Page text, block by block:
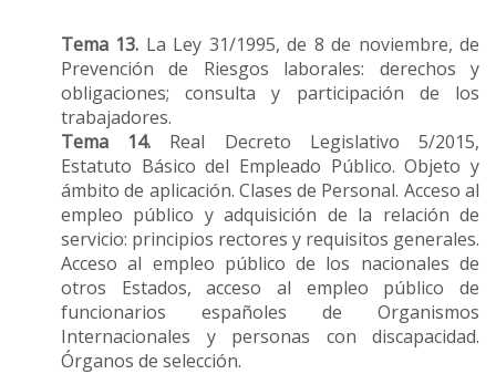
Tema 13. La Ley 31/1995, de 8 de noviembre, de
Prevención de Riesgos laborales: derechos y
obligaciones; consulta y participación de los
trabajadores.
Tema 14. Real Decreto Legislativo 5/2015,
Estatuto Básico del Empleado Público. Objeto y
ámbito de aplicación. Clases de Personal. Acceso al
empleo público y adquisición de la relación de
servicio: principios rectores y requisitos generales.
Acceso al empleo público de los nacionales de
otros Estados, acceso al empleo público de
funcionarios españoles de Organismos
Internacionales y personas con discapacidad.
Órganos de selección.